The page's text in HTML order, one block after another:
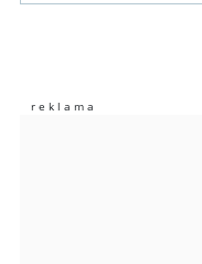
Imię (Wymagane)